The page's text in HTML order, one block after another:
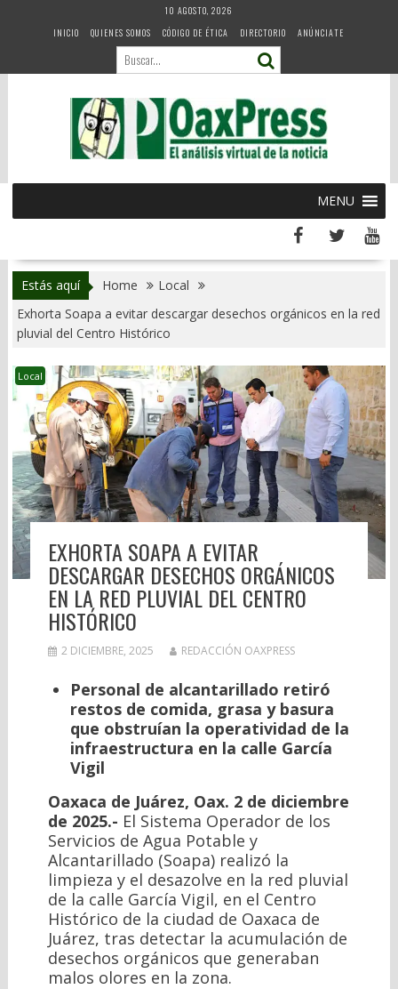
10 AGOSTO, 2026
INICIO
QUIENES SOMOS CÓDIGO DE ÉTICA DIRECTORIO ANÚNCIATE
MENU
Estás aquí Home
Local
Exhorta Soapa a evitar descargar desechos orgánicos en la red
pluvial del Centro Histórico
Local
EXHORTA SOAPA A EVITAR
DESCARGAR DESECHOS ORGÁNICOS
EN LA RED PLUVIAL DEL CENTRO
HISTÓRICO
2 DICIEMBRE, 2025 REDACCIÓN OAXPRESS
Personal de alcantarillado retiró
restos de comida, grasa y basura
que obstruían la operatividad de la
infraestructura en la calle García
Vigil
Oaxaca de Juárez, Oax. 2 de diciembre
de 2025.- El Sistema Operador de los
Servicios de Agua Potable y
Alcantarillado (Soapa) realizó la
limpieza y el desazolve en la red pluvial
de la calle García Vigil, en el Centro
Histórico de la ciudad de Oaxaca de
Juárez, tras detectar la acumulación de
desechos orgánicos que generaban
malos olores en la zona.